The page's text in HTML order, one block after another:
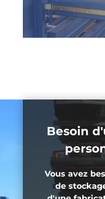
Besoin
Vous avez
de